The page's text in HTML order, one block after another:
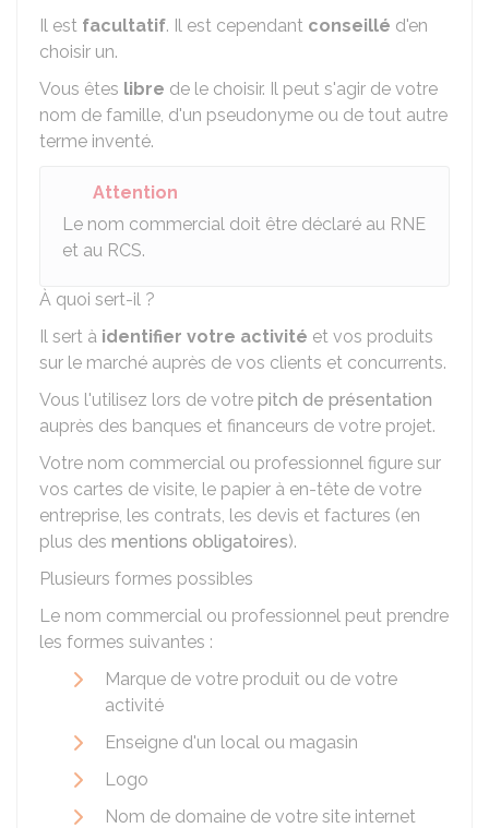
Il est facultatif. Il est cependant conseillé d'en
choisir un.
Vous êtes libre de le choisir. Il peut s'agir de votre
nom de famille, d'un pseudonyme ou de tout autre
terme inventé.
Attention
Le nom commercial doit être déclaré au RNE
et au RCS.
À quoi sert-il ?
Il sert à identifier votre activité et vos produits
sur le marché auprès de vos clients et concurrents.
Vous l'utilisez lors de votre pitch de présentation
auprès des banques et financeurs de votre projet.
Votre nom commercial ou professionnel figure sur
vos cartes de visite, le papier à en-tête de votre
entreprise, les contrats, les devis et factures (en
plus des mentions obligatoires).
Plusieurs formes possibles
Le nom commercial ou professionnel peut prendre
les formes suivantes :
Marque de votre produit ou de votre
activité
Enseigne d'un local ou magasin
Logo
Nom de domaine de votre site internet